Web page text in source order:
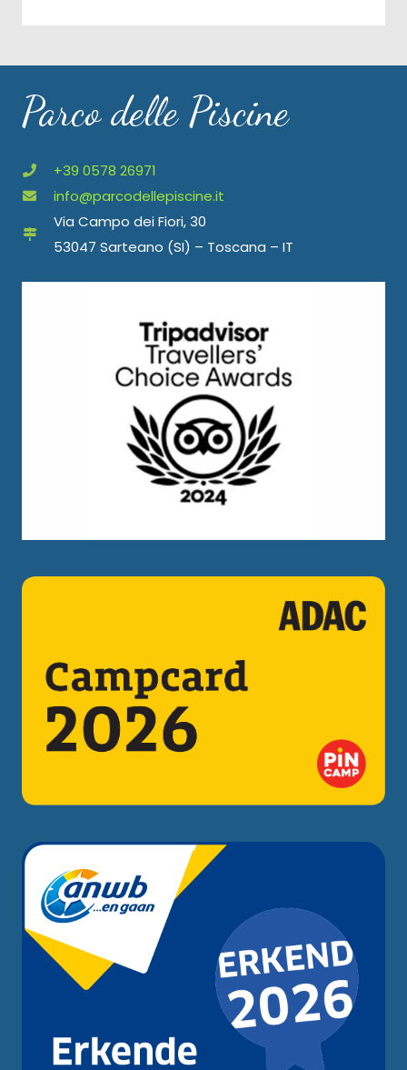
Parco delle Piscine
+39 0578 26971
info@parcodellepiscine.it
Via Campo dei Fiori, 30
53047 Sarteano (SI) – Toscana – IT